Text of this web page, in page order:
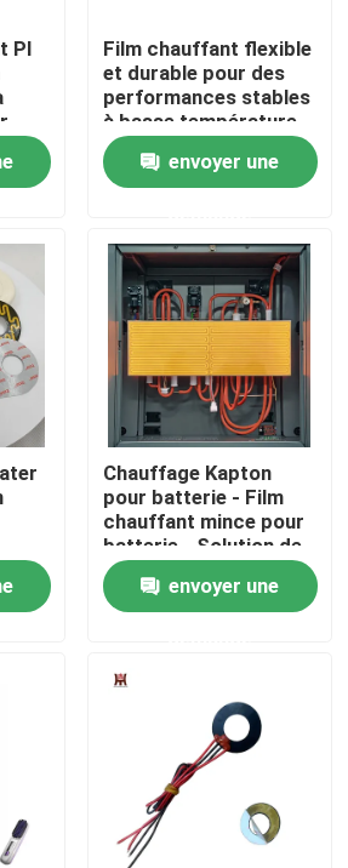
flexible de film
de film de pi
de Polyimide
PI
Film chauffant flexible
et durable pour des
performances stables
à basse température
envoyer une
Chauffage Kapton
pour batterie - Film
chauffant mince pour
batterie - Solution de
chauffage flexible
pour batteries
d'alimentation
envoyer une